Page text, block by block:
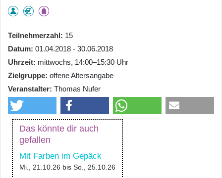
Teilnehmerzahl
15
Datum 01.04.2018 - 30.06.2018
Uhrzeit mittwochs, 14:00–15:30 Uhr
Zielgruppe offene Altersangabe
Veranstalter Thomas Nufer
Das könnte dir auch
gefallen
Mit Farben im Gepäck
Mi., 21.10.26 bis So., 25.10.26